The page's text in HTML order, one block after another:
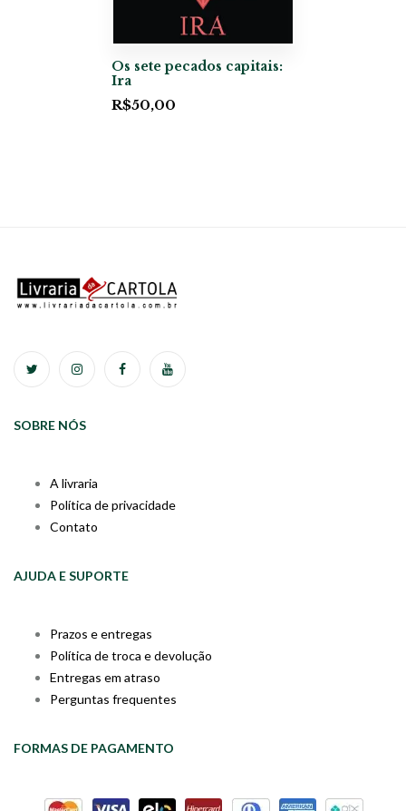
Os sete pecados capitais:
Ira
R$50,00
SOBRE NÓS
A livraria
Política de privacidade
Contato
AJUDA E SUPORTE
Prazos e entregas
Política de troca e devolução
Entregas em atraso
Perguntas frequentes
FORMAS DE PAGAMENTO